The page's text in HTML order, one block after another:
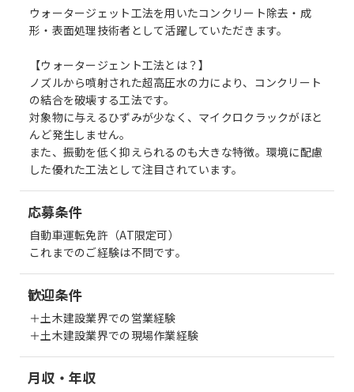
ウォータージェット工法を用いたコンクリート除去・成
形・表面処理技術者として活躍していただきます。
【ウォータージェント工法とは？】
ノズルから噴射された超高圧水の力により、コンクリート
の結合を破壊する工法です。
対象物に与えるひずみが少なく、マイクロクラックがほと
んど発生しません。
また、振動を低く抑えられるのも大きな特徴。環境に配慮
した優れた工法として注目されています。
応募条件
自動車運転免許（AT限定可）
これまでのご経験は不問です。
歓迎条件
＋土木建設業界での営業経験
＋土木建設業界での現場作業経験
月収・年収